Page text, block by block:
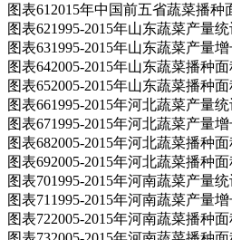
图表612015年中国前五省蔬菜播种
图表621995-2015年山东蔬菜产量统
图表631995-2015年山东蔬菜产量
图表642005-2015年山东蔬菜播种
图表652005-2015年山东蔬菜播种
图表661995-2015年河北蔬菜产量统
图表671995-2015年河北蔬菜产量
图表682005-2015年河北蔬菜播种
图表692005-2015年河北蔬菜播种
图表701995-2015年河南蔬菜产量统
图表711995-2015年河南蔬菜产量
图表722005-2015年河南蔬菜播种面